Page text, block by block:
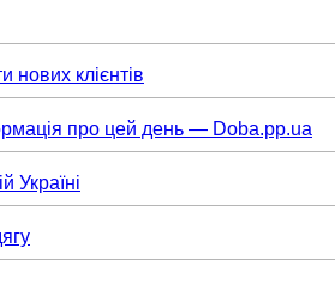
нових клієнтів
про цей день — Doba.pp.ua
Україні